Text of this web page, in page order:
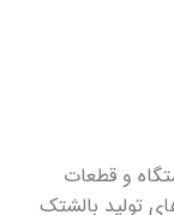
و قطعات
تولید بالشتک